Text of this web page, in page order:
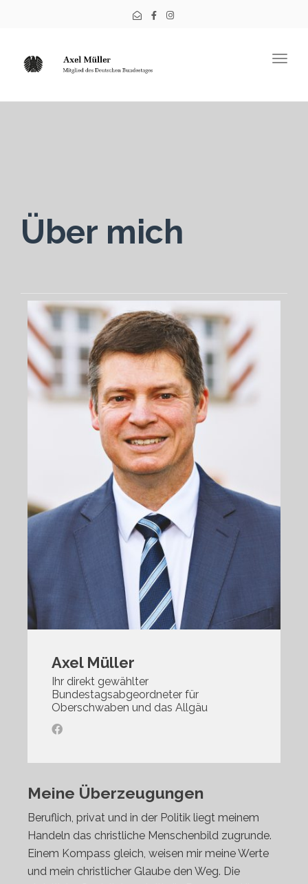
Über mich
Axel Müller
Ihr direkt gewählter
Bundestagsabgeordneter für
Oberschwaben und das Allgäu
Meine Überzeugungen
Beruflich, privat und in der Politik liegt meinem
Handeln das christliche Menschenbild zugrunde.
Einem Kompass gleich, weisen mir meine Werte
und mein christlicher Glaube den Weg. Die